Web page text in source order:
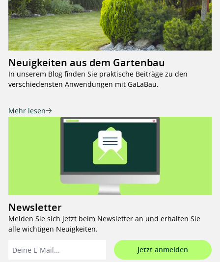
Neuigkeiten aus dem Gartenbau
In unserem Blog finden Sie praktische Beiträge zu den
verschiedensten Anwendungen mit GaLaBau.
Mehr lesen
Newsletter
Melden Sie sich jetzt beim Newsletter an und erhalten Sie
alle wichtigen Neuigkeiten.
Jetzt anmelden